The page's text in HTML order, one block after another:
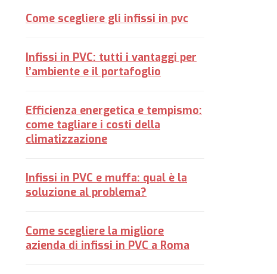
Come scegliere gli infissi in pvc
Infissi in PVC: tutti i vantaggi per
l’ambiente e il portafoglio
Efficienza energetica e tempismo:
come tagliare i costi della
climatizzazione
Infissi in PVC e muffa: qual è la
soluzione al problema?
Come scegliere la migliore
azienda di infissi in PVC a Roma